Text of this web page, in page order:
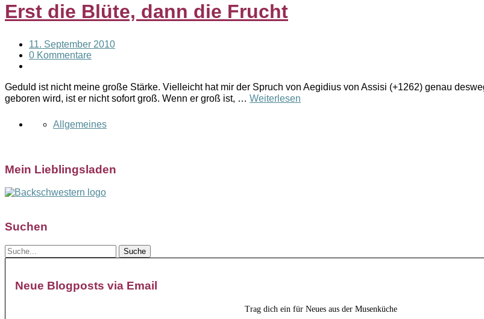
Erst die Blüte, dann die Frucht
11. September 2010
0 Kommentare
Geduld ist nicht meine große Stärke. Vielleicht hat mir der Spruch von Aegidius von Assisi (+1262) genau
geboren wird, ist er nicht sofort groß. Wenn er groß ist, … Weiterlesen
Allgemeines
Mein Lieblingsladen
Suchen
Neue Blogposts via Email
Trag dich ein für Neues aus der Musenküche